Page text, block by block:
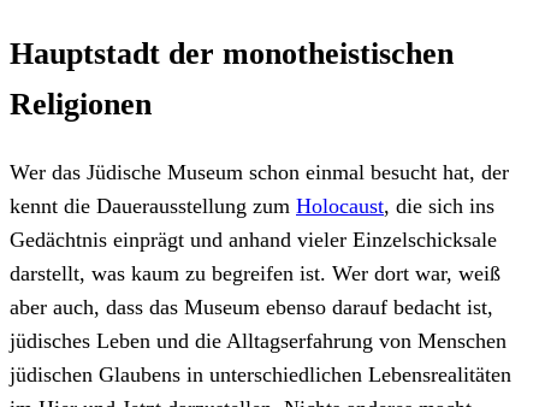
Hauptstadt der monotheistischen
Religionen
Wer das Jüdische Museum schon einmal besucht hat, der
kennt die Dauerausstellung zum Holocaust, die sich ins
Gedächtnis einprägt und anhand vieler Einzelschicksale
darstellt, was kaum zu begreifen ist. Wer dort war, weiß
aber auch, dass das Museum ebenso darauf bedacht ist,
jüdisches Leben und die Alltagserfahrung von Menschen
jüdischen Glaubens in unterschiedlichen Lebensrealitäten